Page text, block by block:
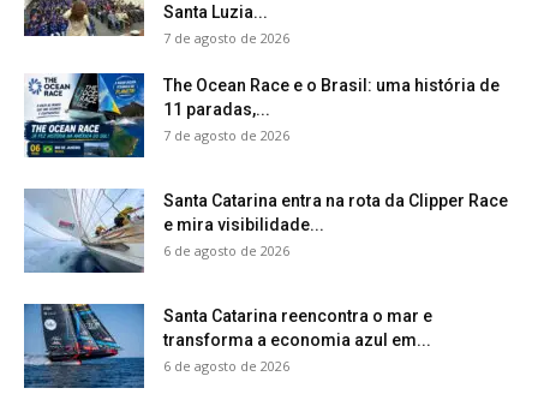
Santa Luzia...
7 de agosto de 2026
The Ocean Race e o Brasil: uma história de
11 paradas,...
7 de agosto de 2026
Santa Catarina entra na rota da Clipper Race
e mira visibilidade...
6 de agosto de 2026
Santa Catarina reencontra o mar e
transforma a economia azul em...
6 de agosto de 2026